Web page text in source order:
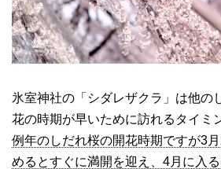
氷室神社の「シダレザクラ」は他の
花の時期が早いために訪れるタイミ
例年のしだれ桜の開花時期ですが3
めるとすぐに満開を迎え、4月に入